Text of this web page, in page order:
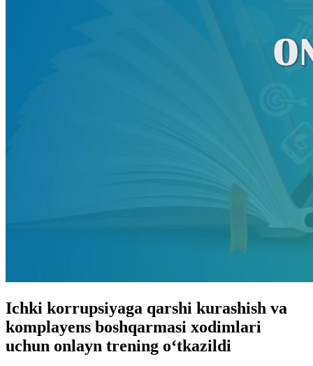
Ichki korrupsiyaga qarshi kurashish va
komplayens boshqarmasi xodimlari
uchun onlayn trening o‘tkazildi